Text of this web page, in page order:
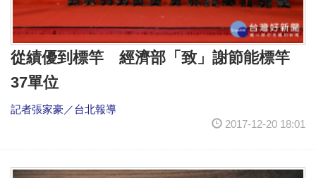
從績優到標竿 經濟部「致」謝節能標竿
37單位
記者張家豪／台北報導
2017-12-20 18:01